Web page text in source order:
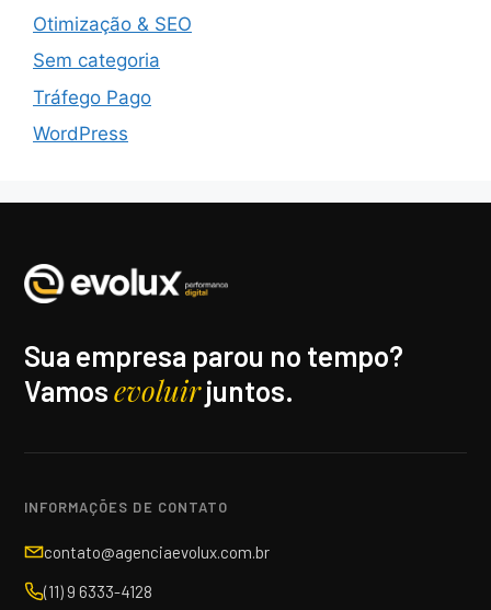
Otimização & SEO
Sem categoria
Tráfego Pago
WordPress
Sua empresa parou no tempo?
Vamosevoluirjuntos.
INFORMAÇÕES DE CONTATO
contato@agenciaevolux.com.br
(11) 9 6333-4128